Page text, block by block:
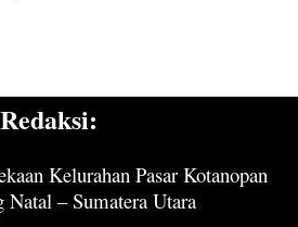
Kelurahan Pasar Kotanopan
– Sumatera Utara